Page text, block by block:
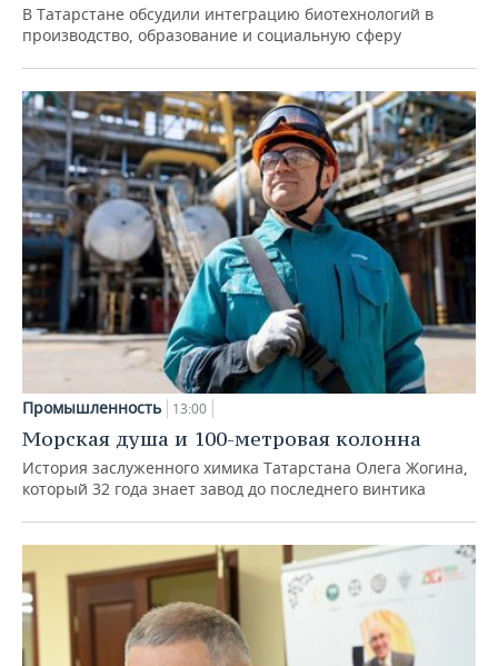
В Татарстане обсудили интеграцию биотехнологий в
производство, образование и социальную сферу
Промышленность 13:00
Морская душа и 100-метровая колонна
История заслуженного химика Татарстана Олега Жогина,
который 32 года знает завод до последнего винтика